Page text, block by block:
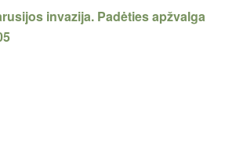
invazija. Padėties apžvalga